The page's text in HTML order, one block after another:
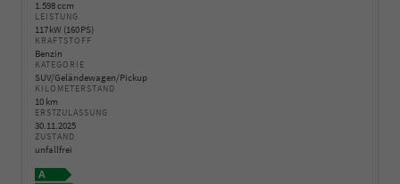
1.598 ccm
LEISTUNG
117 kW (160 PS)
KRAFTSTOFF
Benzin
KATEGORIE
SUV/Geländewagen/Pickup
KILOMETERSTAND
10 km
ERSTZULASSUNG
30.11.2025
ZUSTAND
unfallfrei